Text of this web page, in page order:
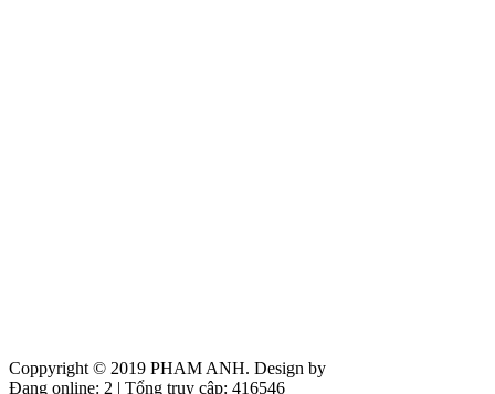
Coppyright © 2019 PHAM ANH. Design by
Đang online: 2 | Tổng truy cập: 416546